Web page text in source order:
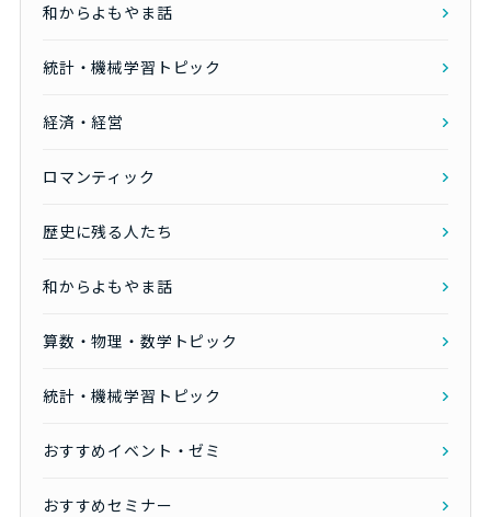
和からよもやま話
統計・機械学習トピック
経済・経営
ロマンティック
歴史に残る人たち
和からよもやま話
算数・物理・数学トピック
統計・機械学習トピック
おすすめイベント・ゼミ
おすすめセミナー